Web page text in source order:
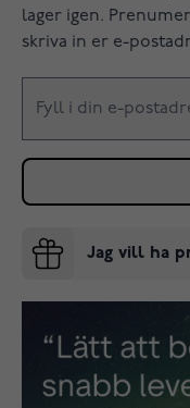
lager igen.
skriva in er e-
Jag vill ha